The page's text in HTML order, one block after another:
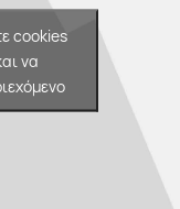
cookies
να